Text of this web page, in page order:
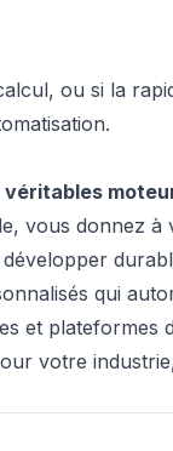
ou si la
véritables
vous donnez à
qui
et plateformes
votre